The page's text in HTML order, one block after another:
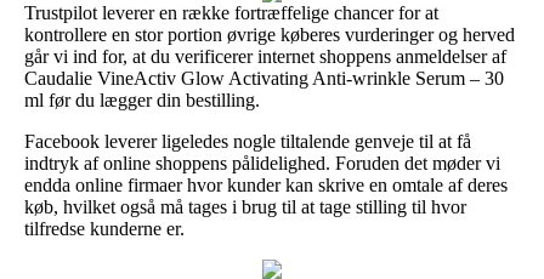
Trustpilot leverer en række fortræffelige chancer for at
kontrollere en stor portion øvrige køberes vurderinger og herved
går vi ind for, at du verificerer internet shoppens anmeldelser af
Caudalie VineActiv Glow Activating Anti-wrinkle Serum – 30
ml før du lægger din bestilling.
Facebook leverer ligeledes nogle tiltalende genveje til at få
indtryk af online shoppens pålidelighed. Foruden det møder vi
endda online firmaer hvor kunder kan skrive en omtale af deres
køb, hvilket også må tages i brug til at tage stilling til hvor
tilfredse kunderne er.